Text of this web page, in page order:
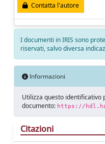
Contatta l'autore
I documenti in IRIS sono
riservati, salvo diversa
Informazioni
Utilizza questo identificativo
documento: https://
Citazioni